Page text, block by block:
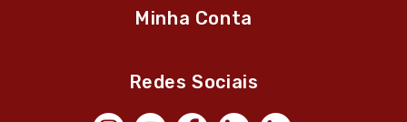
Minha Conta
Redes Sociais